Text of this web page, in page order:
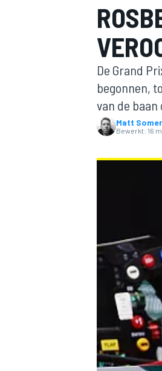
MOTOGP
INDYCAR
De Grand
begonnen,
van de baan
Matt
Bewerkt: 16